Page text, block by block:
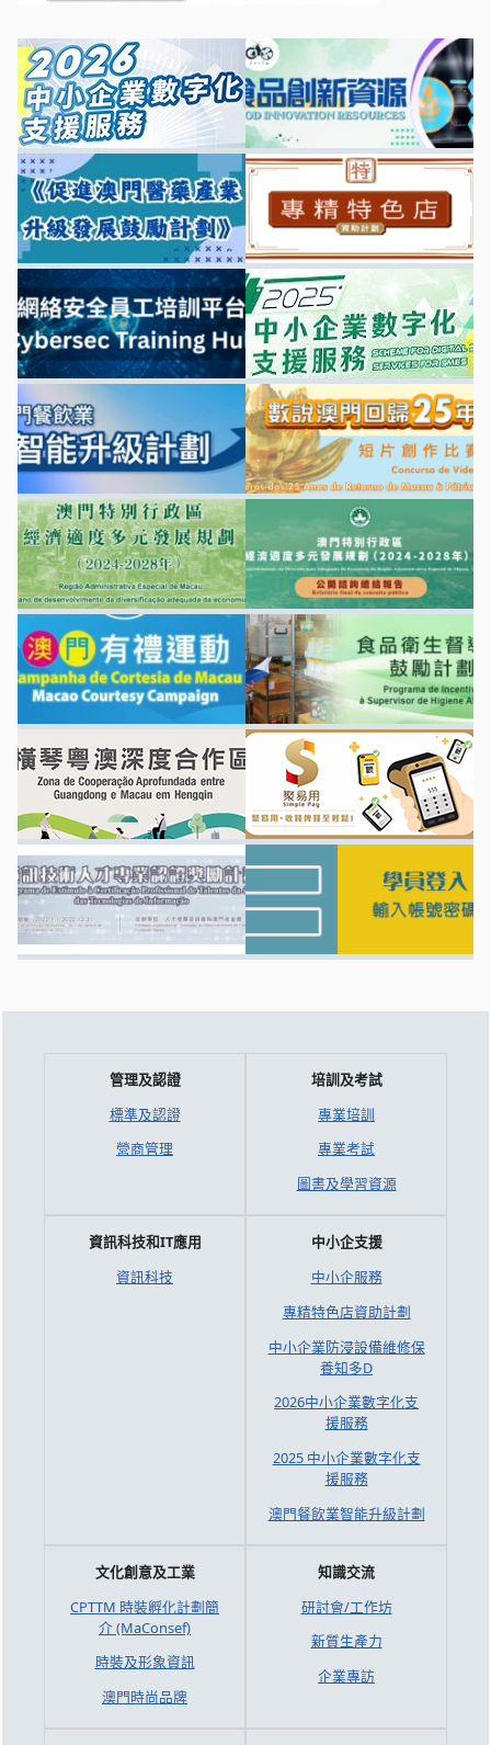
管理及認證
標準及認證
營商管理
培訓及考試
專業培訓
專業考試
圖書及學習資源
資訊科技和IT應用
資訊科技
中小企支援
中小企服務
專精特色店資助計劃
中小企業防浸設備維修保
養知多D
2026中小企業數字化支
援服務
2025 中小企業數字化支
援服務
澳門餐飲業智能升級計劃
文化創意及工業
CPTTM 時裝孵化計劃簡
介 (MaConsef)
時裝及形象資訊
澳門時尚品牌
知識交流
研討會/工作坊
新質生產力
企業專訪